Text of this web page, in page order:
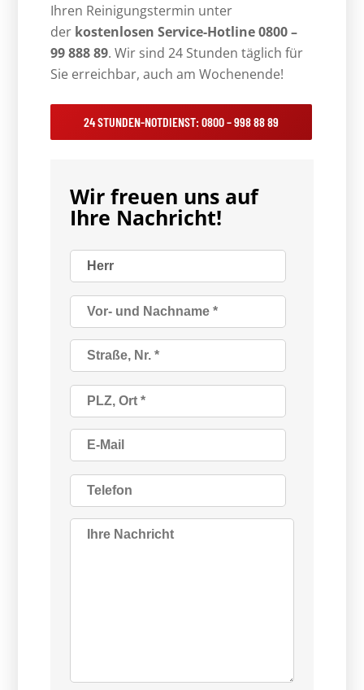
Ihren Reinigungstermin unter
der kostenlosen Service-Hotline 0800 –
99 888 89. Wir sind 24 Stunden täglich für
Sie erreichbar, auch am Wochenende!
24 STUNDEN-NOTDIENST: 0800 – 998 88 89
Wir freuen uns auf
Ihre Nachricht!